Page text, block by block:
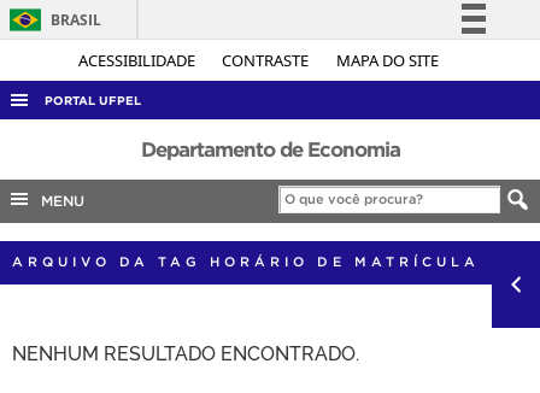
ACESSIBILIDADE CONTRASTE MAPA DO SITE
BRASIL
Simplifique!
Legislação
Canais
PORTAL UFPEL
ACESSO À INFORMAÇÃO
AUDITORIA
COBALTO
CONCURSOS
INTERNACIONAL
Departamento de Economia
MENU
ARQUIVO DA TAG HORÁRIO DE MATRÍCULA
NENHUM RESULTADO ENCONTRADO.